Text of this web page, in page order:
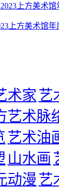
上方美术馆年
术家 艺
艺术脉
艺术油
山水画
动漫艺